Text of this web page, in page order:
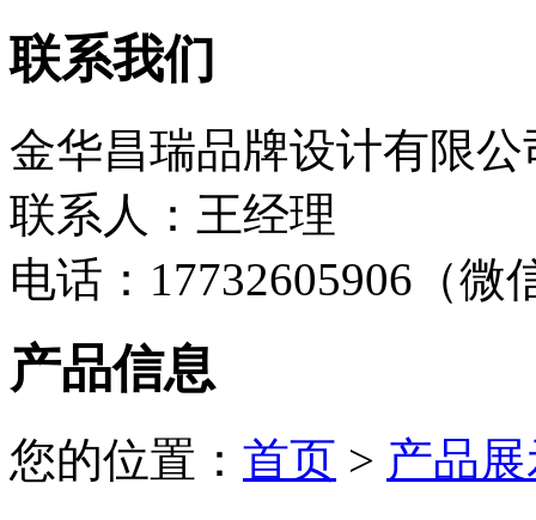
联系我们
金华昌瑞品牌设计有限公
联系人：王经理
电话：17732605906（微
产品信息
您的位置： 首页 > 产品